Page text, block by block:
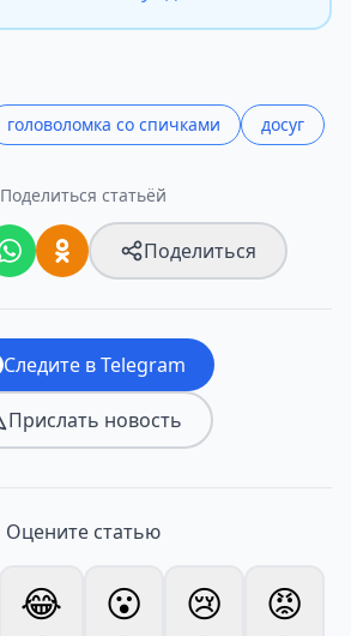
головоломка со спичками досуг
Поделиться статьёй
Поделиться
Следите в Telegram
Прислать новость
Оцените статью
😂 😮 😢 😡